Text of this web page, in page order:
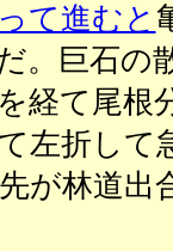
て進むと
。巨石の
経て尾根
左折して
が林道出